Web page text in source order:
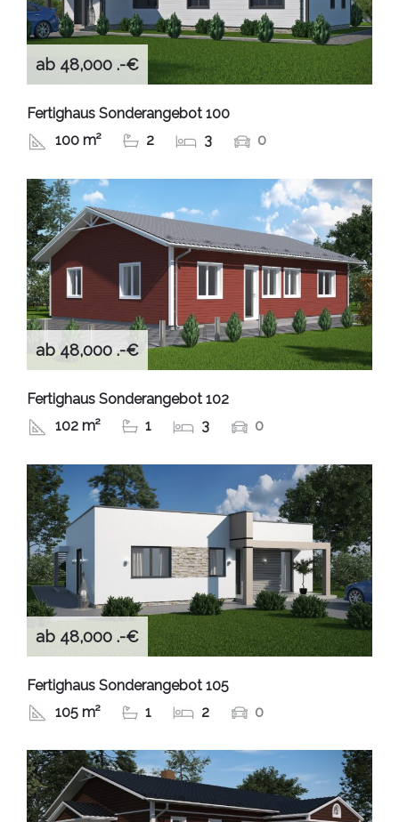
ab 48,000 .-€
Fertighaus Sonderangebot 100
100 m²
2 3 0
ab 48,000 .-€
Fertighaus Sonderangebot 102
102 m²
1 3 0
ab 48,000 .-€
Fertighaus Sonderangebot 105
105 m²
1 2 0